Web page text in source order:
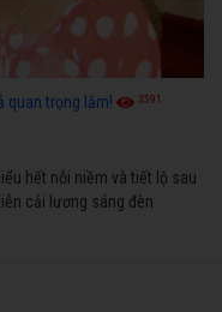
quan trọng lắm! 3591
hết nỗi niềm và tiết lộ sau
cải lương sáng đèn